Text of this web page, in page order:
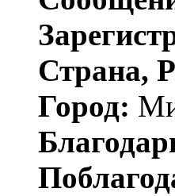
Страна,
Город: